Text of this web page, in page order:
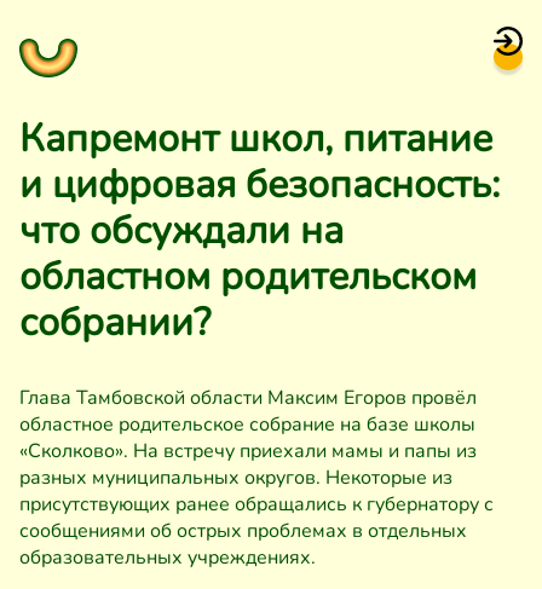
Капремонт школ, питание
и цифровая безопасность:
что обсуждали на
областном родительском
собрании?
Глава Тамбовской области Максим Егоров провёл
областное родительское собрание на базе школы
«Сколково». На встречу приехали мамы и папы из
разных муниципальных округов. Некоторые из
присутствующих ранее обращались к губернатору с
сообщениями об острых проблемах в отдельных
образовательных учреждениях.